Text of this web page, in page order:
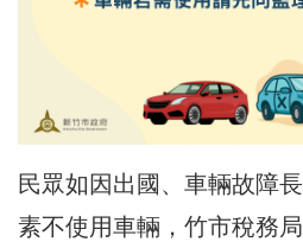
民眾如因出國、車輛故障
素不使用車輛，竹市稅務